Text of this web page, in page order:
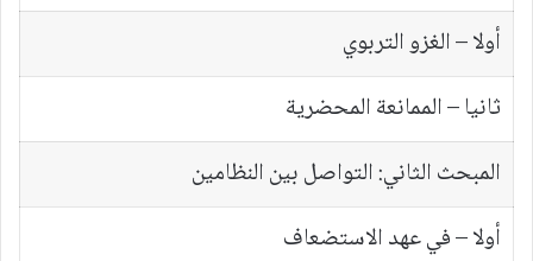
أولا – الغزو التربوي
ثانيا – الممانعة المحضرية
المبحث الثاني: التواصل بين النظامين
أولا – في عهد الاستضعاف